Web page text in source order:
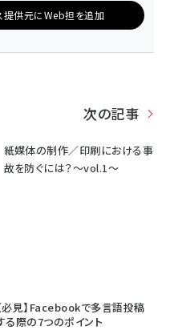
提供元にWeb担を追加
次の記事
紙媒体の制作／印刷における事
故を防ぐには？〜vol.1〜
必見】Facebookで多言語投稿
る際の7つのポイント